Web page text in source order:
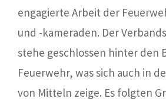
engagierte Arbeit der
und -kameraden. Der
stehe geschlossen hinter den
Feuerwehr, was sich auch in
von Mitteln zeige. Es folgten